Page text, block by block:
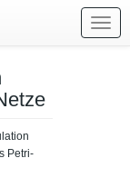
Petri-